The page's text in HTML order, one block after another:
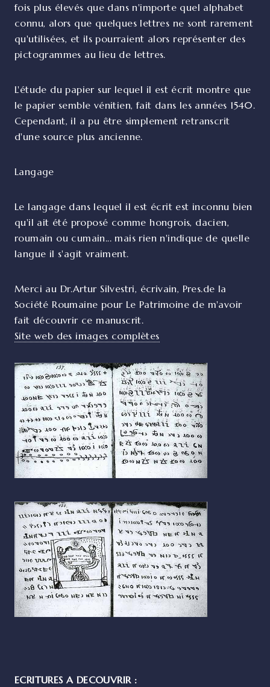
fois plus élevés que dans n'importe quel alphabet
connu, alors que quelques lettres ne sont rarement
qu'utilisées, et ils pourraient alors représenter des
pictogrammes au lieu de lettres.
L'étude du papier sur lequel il est écrit montre que
le papier semble vénitien, fait dans les années 1540.
Cependant, il a pu être simplement retranscrit
d'une source plus ancienne.
Langage
Le langage dans lequel il est écrit est inconnu bien
qu'il ait été proposé comme hongrois, dacien,
roumain ou cumain... mais rien n'indique de quelle
langue il s'agit vraiment.
Merci au Dr.Artur Silvestri, écrivain, Pres.de la
Société Roumaine pour Le Patrimoine de m'avoir
fait découvrir ce manuscrit.
Site web des images complètes
ECRITURES A DECOUVRIR :